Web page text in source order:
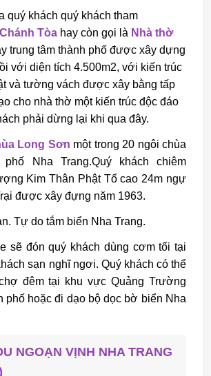
quý khách quý khách tham
Tòa hay còn gọi là Nhà thờ
trung tâm thành phố được xây dựng
với diện tích 4.500m2, với kiến trúc
và tường vách được xây bằng tấp
cho nhà thờ một kiến trúc độc đáo
phải dừng lại khi qua đây.
Long Sơn một trong 20 ngôi chùa
Nha Trang.Quý khách chiêm
Kim Thân Phật Tổ cao 24m ngự
được xây đựng năm 1963.
Tự do tắm biển Nha Trang.
sẽ đón quý khách dùng cơm tối tại
sạn nghĩ ngơi. Quý khách có thể
đêm tại khu vực Quảng Trường
phố hoặc đi dạo bộ dọc bờ biển Nha
NGOẠN VỊNH NHA TRANG